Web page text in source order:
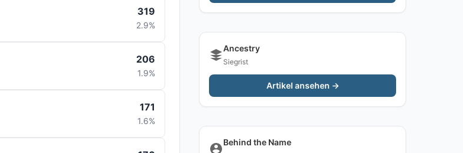
319
2.9%
206
1.9%
171
1.6%
Ancestry
Siegrist
Artikel ansehen →
Behind the Name